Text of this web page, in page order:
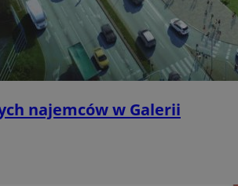
najemców w Galerii